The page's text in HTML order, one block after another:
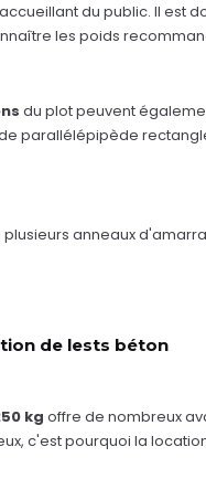
du public. Il est
les poids
du plot peuvent
parallélépipède
plusieurs anneaux
de lests béton
kg offre de nombreux
c'est pourquoi la